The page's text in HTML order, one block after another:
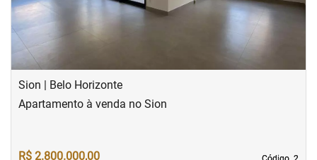
Sion | Belo Horizonte
Apartamento à venda no Sion
R$ 2.800.000,00